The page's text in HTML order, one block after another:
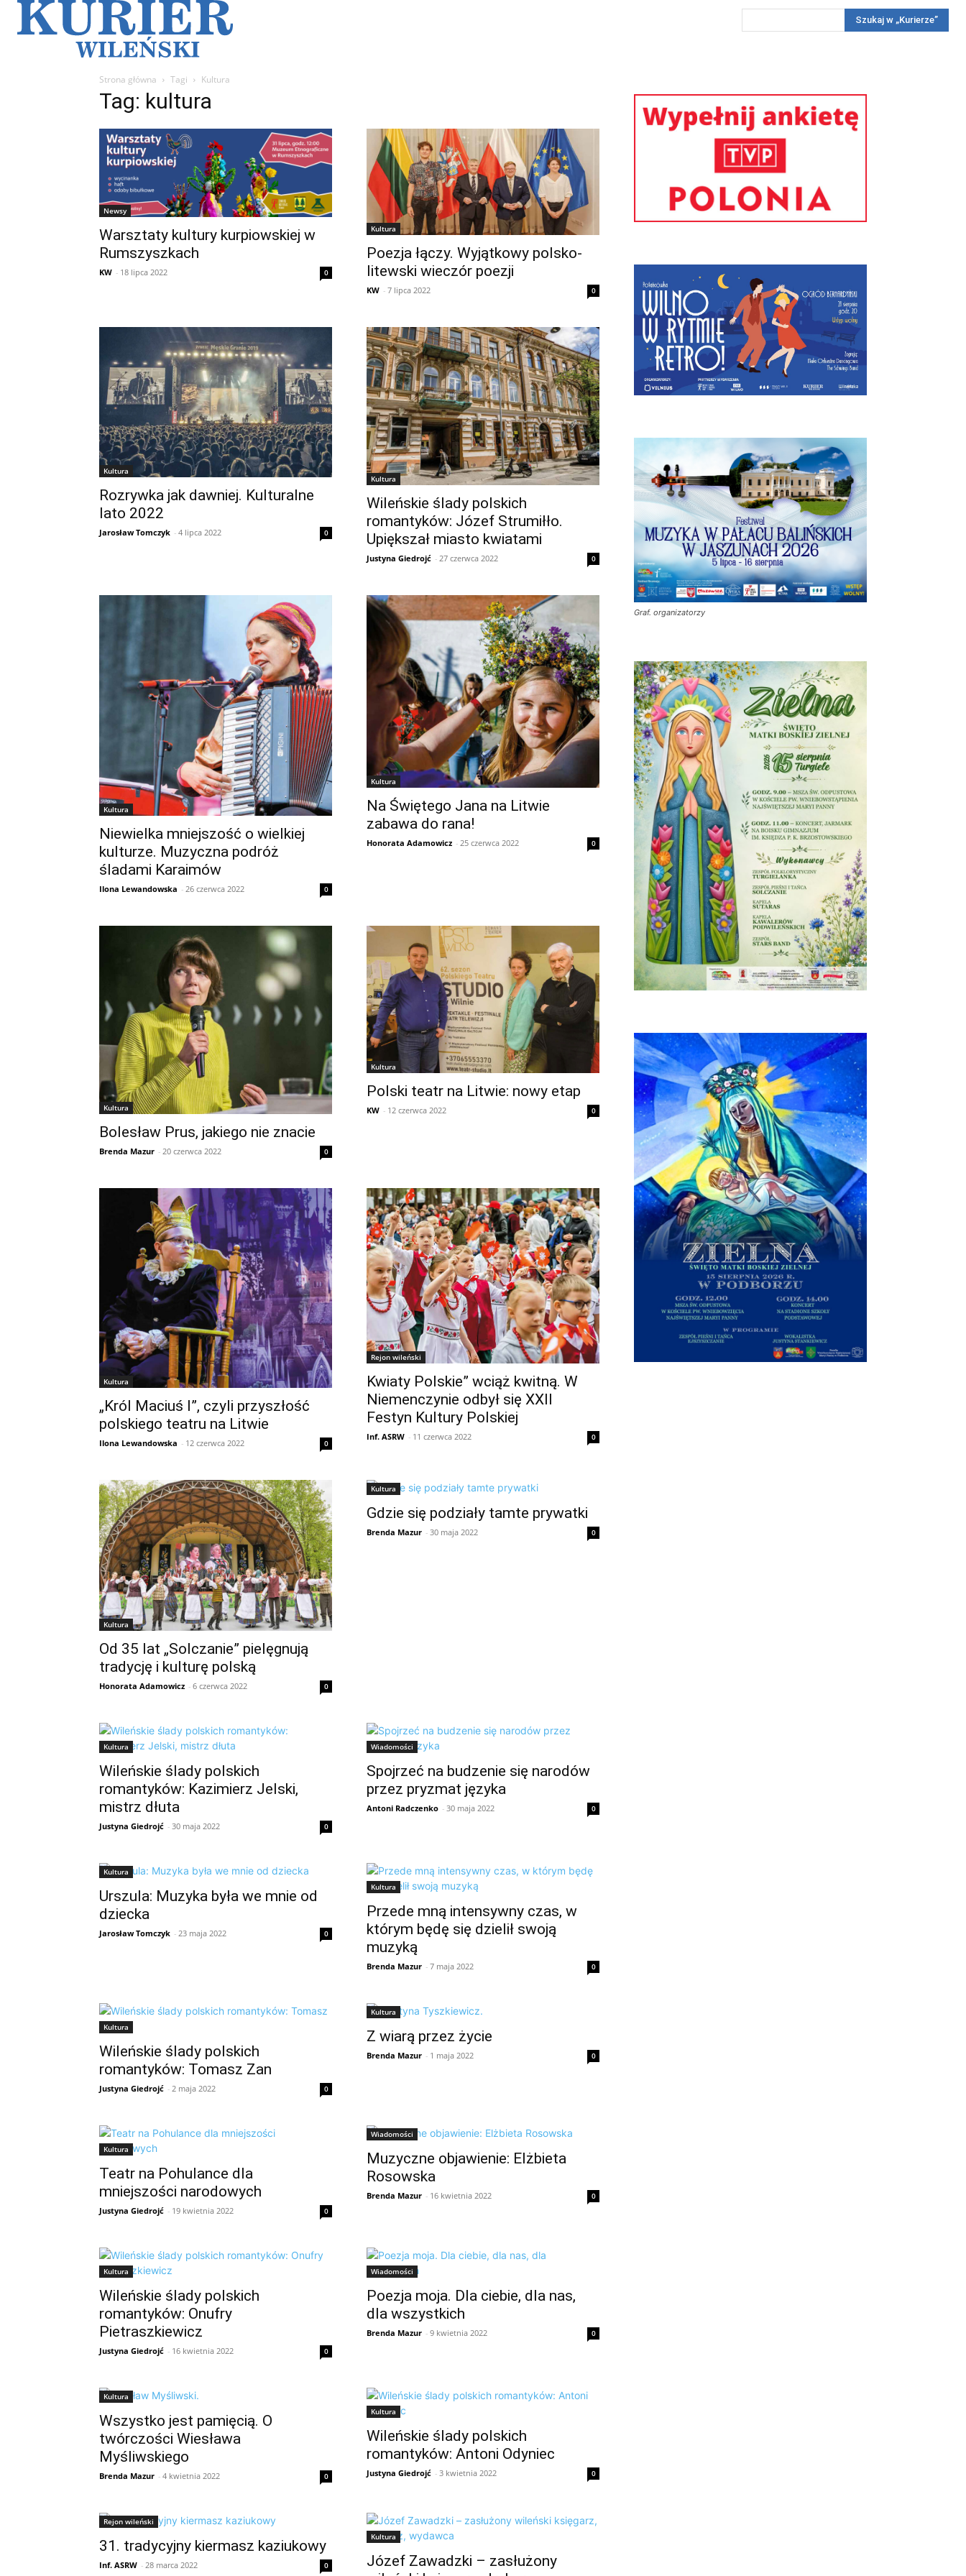
Reportaż KonkursyWięcej
Szukaj w „Kurierze”
Strona główna Tagi Kultura
Tag: kultura
Newsy
Warsztaty kultury kurpiowskiej w
Rumszyszkach
KW - 18 lipca 2022 0
Kultura
Poezja łączy. Wyjątkowy polsko-
litewski wieczór poezji
KW - 7 lipca 2022 0
Kultura
Rozrywka jak dawniej. Kulturalne
lato 2022
Jarosław Tomczyk - 4 lipca 2022 0
Kultura
Wileńskie ślady polskich
romantyków: Józef Strumiłło.
Upiększał miasto kwiatami
Justyna Giedrojć - 27 czerwca 2022 0
Kultura
Niewielka mniejszość o wielkiej
kulturze. Muzyczna podróż
śladami Karaimów
Ilona Lewandowska - 26 czerwca 2022 0
Kultura
Na Świętego Jana na Litwie
zabawa do rana!
Honorata Adamowicz - 25 czerwca 2022 0
Kultura
Bolesław Prus, jakiego nie znacie
Brenda Mazur - 20 czerwca 2022 0
Kultura
Polski teatr na Litwie: nowy etap
KW - 12 czerwca 2022 0
Kultura
„Król Maciuś I”, czyli przyszłość
polskiego teatru na Litwie
Ilona Lewandowska - 12 czerwca 2022 0
Rejon wileński
Kwiaty Polskie” wciąż kwitną. W
Niemenczynie odbył się XXII
Festyn Kultury Polskiej
Inf. ASRW - 11 czerwca 2022 0
Kultura
Od 35 lat „Solczanie” pielęgnują
tradycję i kulturę polską
Honorata Adamowicz - 6 czerwca 2022 0
Kultura
Gdzie się podziały tamte prywatki
Brenda Mazur - 30 maja 2022 0
Kultura
Wileńskie ślady polskich
romantyków: Kazimierz Jelski,
mistrz dłuta
Justyna Giedrojć - 30 maja 2022 0
Wiadomości
Spojrzeć na budzenie się narodów
przez pryzmat języka
Antoni Radczenko - 30 maja 2022 0
Kultura
Urszula: Muzyka była we mnie od
dziecka
Jarosław Tomczyk - 23 maja 2022 0
Kultura
Przede mną intensywny czas, w
którym będę się dzielił swoją
muzyką
Brenda Mazur - 7 maja 2022 0
Kultura
Wileńskie ślady polskich
romantyków: Tomasz Zan
Justyna Giedrojć - 2 maja 2022 0
Kultura
Z wiarą przez życie
Brenda Mazur - 1 maja 2022 0
Kultura
Teatr na Pohulance dla
mniejszości narodowych
Justyna Giedrojć - 19 kwietnia 2022 0
Wiadomości
Muzyczne objawienie: Elżbieta
Rosowska
Brenda Mazur - 16 kwietnia 2022 0
Kultura
Wileńskie ślady polskich
romantyków: Onufry
Pietraszkiewicz
Justyna Giedrojć - 16 kwietnia 2022 0
Wiadomości
Poezja moja. Dla ciebie, dla nas,
dla wszystkich
Brenda Mazur - 9 kwietnia 2022 0
Kultura
Wszystko jest pamięcią. O
twórczości Wiesława
Myśliwskiego
Brenda Mazur - 4 kwietnia 2022 0
Kultura
Wileńskie ślady polskich
romantyków: Antoni Odyniec
Justyna Giedrojć - 3 kwietnia 2022 0
Rejon wileński
31. tradycyjny kiermasz kaziukowy
Inf. ASRW - 28 marca 2022 0
Kultura
Józef Zawadzki – zasłużony
Graf. organizatorzy